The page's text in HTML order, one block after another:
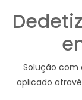
Solução com
aplicado